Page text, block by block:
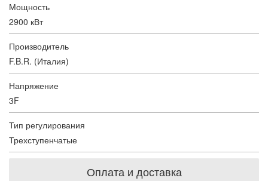
Мощность
2900 кВт
Производитель
F.B.R. (Италия)
Напряжение
3F
Тип регулирования
Трехступенчатые
Оплата и доставка